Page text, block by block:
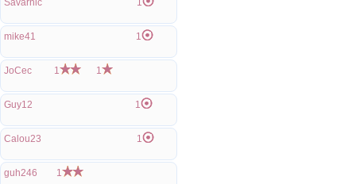
Savarnic 1
mike41 1
JoCec 1 1
Guy12 1
Calou23 1
guh246 1